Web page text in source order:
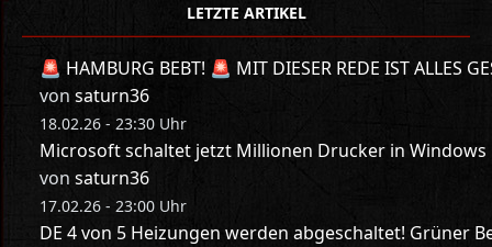
LETZTE ARTIKEL
🚨 HAMBURG BEBT! 🚨 MIT DIESER REDE IST ALLES
von saturn36
18.02.26 - 23:30 Uhr
Microsoft schaltet jetzt Millionen Drucker in Windows
von saturn36
17.02.26 - 23:00 Uhr
DE 4 von 5 Heizungen werden abgeschaltet! Grüner